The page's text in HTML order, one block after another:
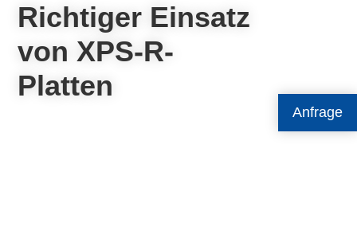
Anfrage
Richtiger Einsatz
von XPS-R-
Platten